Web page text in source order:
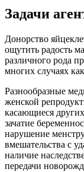
Задачи
Донорство
ощутить радость
различного рода
многих случаях
Разнообразные
женской
касающиеся
зачатие
нарушение
вмешательства с
наличие
передачи